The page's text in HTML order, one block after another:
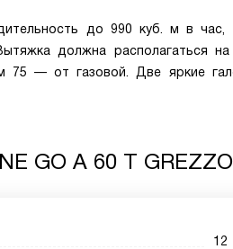
до 990 куб. м в час,
должна располагаться
75 — от газовой. Две яркие
GO A 60 T GREZZO
12